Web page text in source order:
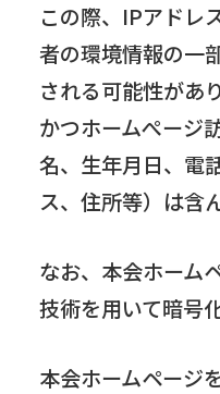
この際、IPアドレ
者の環境情報の一
される可能性があ
かつホームぺージ
名、生年月日、電
ス、住所等）は含
なお、本会ホーム
技術を用いて暗号
本会ホームページ